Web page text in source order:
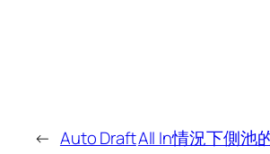
← Auto DraftAll In情況下側池